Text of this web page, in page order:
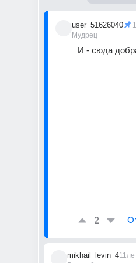
user_51626040
Мудрец
И - сюда
2
mikhail_levin_4